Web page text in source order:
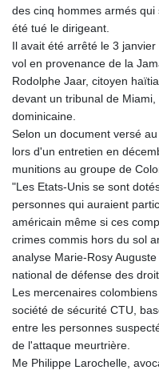
des cinq hommes armés
été tué le dirigeant.
Il avait été arrêté le 3
vol en provenance de la
Rodolphe Jaar, citoyen
devant un tribunal de
dominicaine.
Selon un document versé
lors d'un entretien en
munitions au groupe de
"Les Etats-Unis se sont
personnes qui auraient
américain même si ces
crimes commis hors du sol
analyse Marie-Rosy
national de défense des
Les mercenaires
société de sécurité CTU,
entre les personnes
de l'attaque meurtrière.
Me Philippe Larochelle,